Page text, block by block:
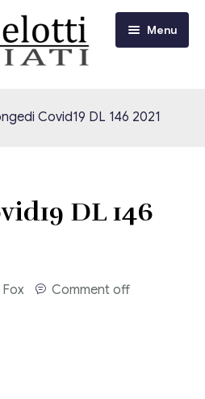
Menu
Covid19 DL 146 2021
DL 146
Fox Comment off